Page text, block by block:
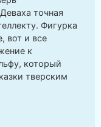
точная
Фигурка
вот и все
к
который
тверским